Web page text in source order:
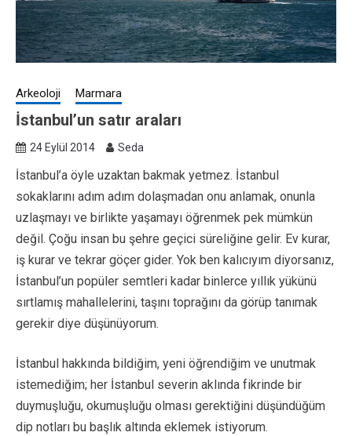
Arkeoloji Marmara
İstanbul’un satır araları
24 Eylül 2014 Seda
İstanbul’a öyle uzaktan bakmak yetmez. İstanbul
sokaklarını adım adım dolaşmadan onu anlamak, onunla
uzlaşmayı ve birlikte yaşamayı öğrenmek pek mümkün
değil. Çoğu insan bu şehre geçici süreliğine gelir. Ev kurar,
iş kurar ve tekrar göçer gider. Yok ben kalıcıyım diyorsanız,
İstanbul’un popüler semtleri kadar binlerce yıllık yükünü
sırtlamış mahallelerini, taşını toprağını da görüp tanımak
gerekir diye düşünüyorum.
İstanbul hakkında bildiğim, yeni öğrendiğim ve unutmak
istemediğim; her İstanbul severin aklında fikrinde bir
duymuşluğu, okumuşluğu olması gerektiğini düşündüğüm
dip notları bu başlık altında eklemek istiyorum.